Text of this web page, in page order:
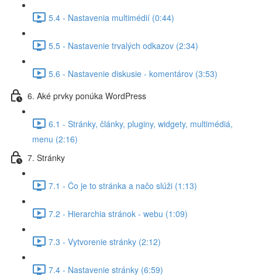
5.4 - Nastavenia multimédií (0:44)
5.5 - Nastavenie trvalých odkazov (2:34)
5.6 - Nastavenie diskusie - komentárov (3:53)
6. Aké prvky ponúka WordPress
6.1 - Stránky, články, pluginy, widgety, multimédiá,
menu (2:16)
7. Stránky
7.1 - Čo je to stránka a načo slúži (1:13)
7.2 - Hierarchia stránok - webu (1:09)
7.3 - Vytvorenie stránky (2:12)
7.4 - Nastavenie stránky (6:59)